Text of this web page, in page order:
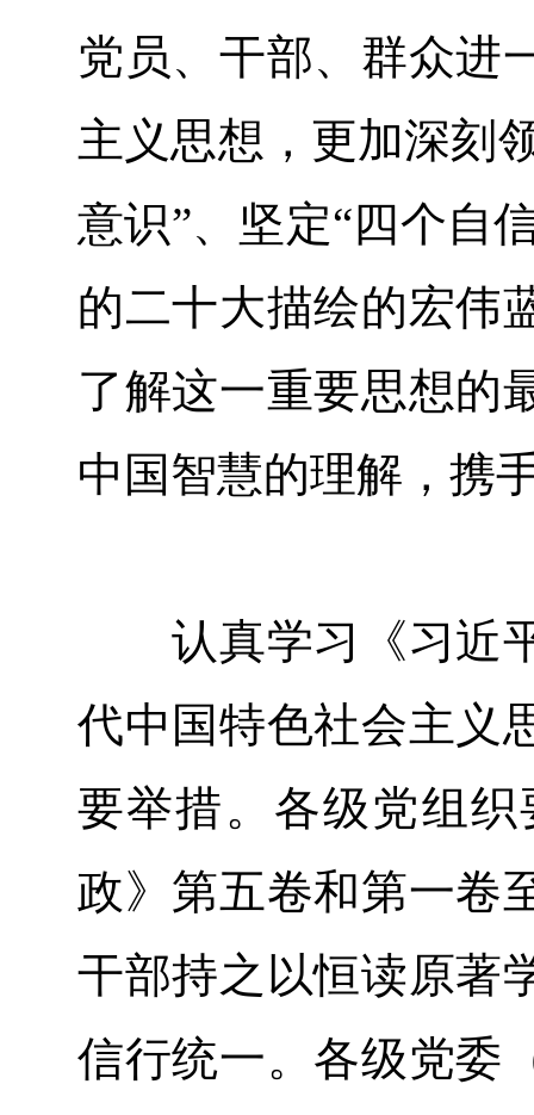
党员、干部、群众进
主义思想，更加深刻
意识”、坚定“四个自
的二十大描绘的宏伟
了解这一重要思想的
中国智慧的理解，携
认真学习《习近平
代中国特色社会主义
要举措。各级党组
政》第五卷和第一卷
干部持之以恒读原著
信行统一。各级党委